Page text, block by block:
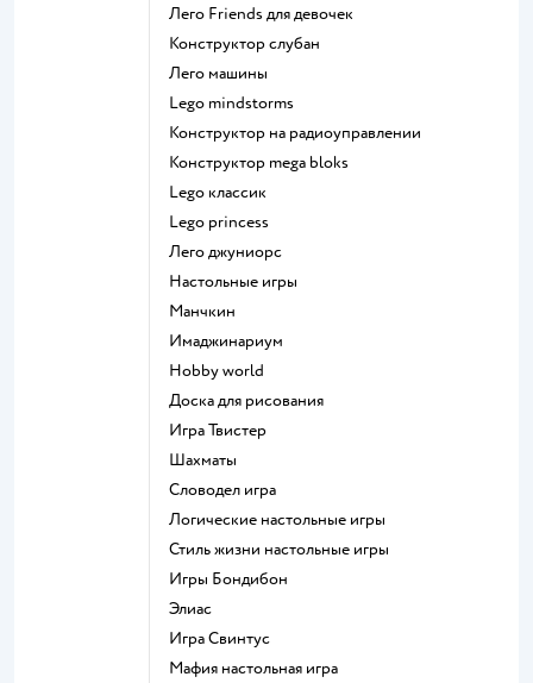
Лего Friends для девочек
Конструктор слубан
Лего машины
Lego mindstorms
Конструктор на радиоуправлении
Конструктор mega bloks
Lego классик
Lego princess
Лего джуниорс
Настольные игры
Манчкин
Имаджинариум
Hobby world
Доска для рисования
Игра Твистер
Шахматы
Словодел игра
Логические настольные игры
Стиль жизни настольные игры
Игры Бондибон
Элиас
Игра Свинтус
Мафия настольная игра